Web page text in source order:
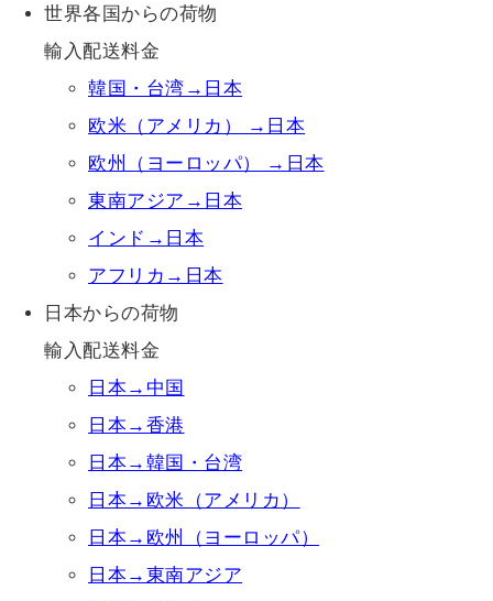
世界各国からの荷物
輸入配送料金
韓国・台湾→日本
欧米（アメリカ） →日本
欧州（ヨーロッパ） →日本
東南アジア→日本
インド→日本
アフリカ→日本
日本からの荷物
輸入配送料金
日本→中国
日本→香港
日本→韓国・台湾
日本→欧米（アメリカ）
日本→欧州（ヨーロッパ）
日本→東南アジア